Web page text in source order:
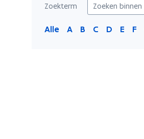
Zoekterm
Alle A B C D E F